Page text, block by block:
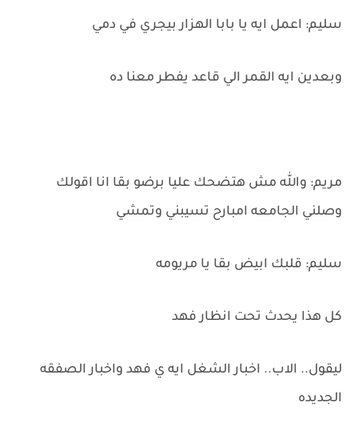
سليم: اعمل ايه يا بابا الهزار بيجري في دمي
وبعدين ايه القمر الي قاعد يفطر معنا ده
مريم: والله مش هتضحك عليا برضو بقا انا اقولك
وصلني الجامعه امبارح تسيبني وتمشي
سليم: قلبك ابيض بقا يا مريومه
كل هذا يحدث تحت انظار فهد
ليقول.. الاب.. اخبار الشغل ايه ي فهد واخبار الصفقه
الجديده